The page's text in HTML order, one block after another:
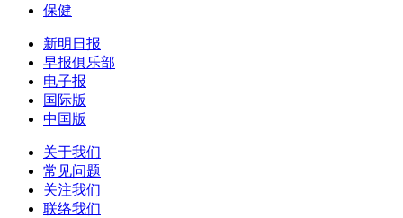
保健
新明日报
早报俱乐部
电子报
国际版
中国版
关于我们
常见问题
关注我们
联络我们